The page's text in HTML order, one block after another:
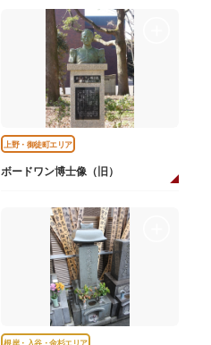
上野・御徒町エリア
ボードワン博士像（旧）
根岸・入谷・金杉エリア